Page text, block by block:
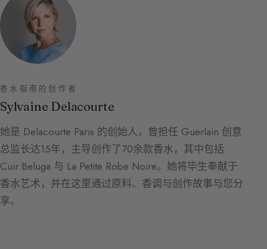
香水指南的创作者
Sylvaine Delacourte
她是 Delacourte Paris 的创始人，曾担任 Guerlain 创意
总监长达15年，主导创作了70余款香水，其中包括
Cuir Beluga 与 La Petite Robe Noire。她将毕生奉献于
香水艺术，并在这里通过原料、香调与创作故事与您分
享。